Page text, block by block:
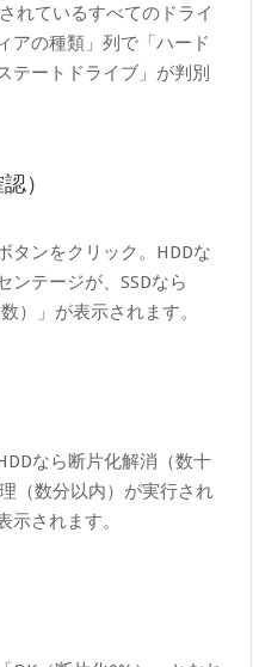
れているすべてのドライ
アの種類」列で「ハード
テートドライブ」が判別
）
ンをクリック。HDDな
ンテージが、SSDなら
）」が表示されます。
なら断片化解消（数十
（数分以内）が実行され
示されます。